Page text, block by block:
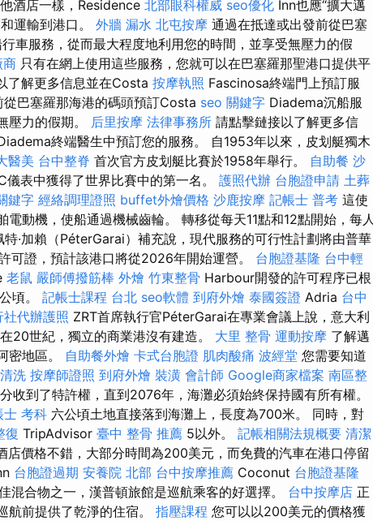
酒店一樣，Residence 北部眼科權威 seo優化 Inn也應“擴大邁
運輸到港口。 外牆 漏水 北屯按摩 通過在抵達或出發前從巴塞
車服務，從而最大程度地利用您的時間，並享受無壓力的假
商 只有在網上使用這些服務，您就可以在巴塞羅那聖港口提供平
了解更多信息並在Costa 按摩執照 Fascinosa終端門上預訂服
巴塞羅那海港的碼頭預訂Costa seo 關鍵字 Diadema沉船服
壓力的假期。 后里按摩 法律事務所 請點擊鏈接以了解更多信
終端醫生中預訂您的服務。 自1953年以來，皮划艇獨木
醫美 台中整脊 首次官方皮划艇比賽於1958年舉行。 自助餐 沙
表中獲得了世界比賽中的第一名。 護照代辦 台胞證申請 土葬
鍵字 經絡調理證照 buffet外燴價格 沙鹿按摩 記帳士 普考 這使
動機，使船通過機械齒輪。 轉移從每天11點和12點開始，每人
特·加賴（PéterGarai）補充說，現代服務的可行性計劃將由普華
可證，預計該港口將從2026年開始運營。 台胞證基隆 台中輕
老鼠 嚴師傅撥筋棒 外燴 竹東整骨 Harbour開發的許可程序已根
頃。 記帳士課程 台北 seo軟體 到府外燴 泰國簽證 Adria 台中
社代辦護照 ZRT首席執行官PéterGarai在專業會議上說，意大利
20世紀，獨立的商業港沒有建造。 大里 整骨 運動按摩 了解邁
密地區。 自助餐外燴 卡式台胞證 肌肉酸痛 波經堂 您需要知道
洗 按摩師證照 到府外燴 裝潢 會計師 Google商家檔案 南區整
收到了特許權，直​​到2076年，海灘必須始終保持國有所有權。
士 考科 六公頃土地直接落到海灘上，長度為700米。 同時，對
復 TripAdvisor 臺中 整骨 推薦 5以外。 記帳相關法規概要 清潔
店價格不錯，大部分時間為200美元，而免費的汽車在港口停留
台胞證過期 安養院 北部 台中按摩推薦 Coconut 台胞證基隆
混合物之一，漢普頓旅館是巡航乘客的好選擇。 台中按摩店 正
航前提供了乾淨的住宿。 指壓課程 您可以以200美元的價格獲